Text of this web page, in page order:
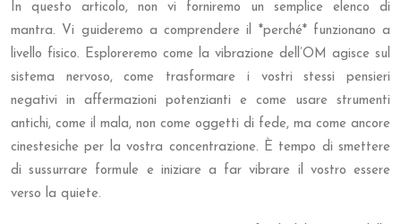
In questo articolo, non vi forniremo un semplice elenco di
mantra. Vi guideremo a comprendere il *perché* funzionano a
livello fisico. Esploreremo come la vibrazione dell’OM agisce sul
sistema nervoso, come trasformare i vostri stessi pensieri
negativi in affermazioni potenzianti e come usare strumenti
antichi, come il mala, non come oggetti di fede, ma come ancore
cinestesiche per la vostra concentrazione. È tempo di smettere
di sussurrare formule e iniziare a far vibrare il vostro essere
verso la quiete.